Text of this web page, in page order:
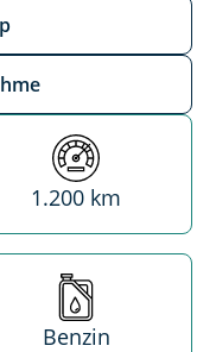
Kilometerstand
1.200 km
Treibstoff
Benzin